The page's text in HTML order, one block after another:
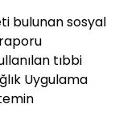
bulunan sosyal
tıbbi
Uygulama